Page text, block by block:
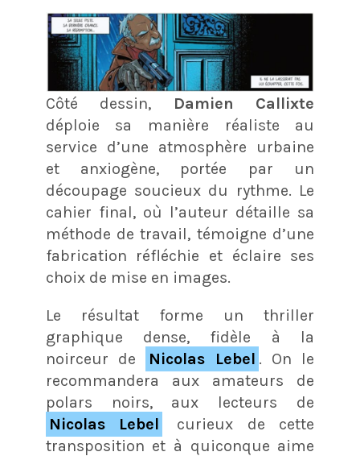
Côté dessin, Damien Callixte
déploie sa manière réaliste au
service d’une atmosphère urbaine
et anxiogène, portée par un
découpage soucieux du rythme. Le
cahier final, où l’auteur détaille sa
méthode de travail, témoigne d’une
fabrication réfléchie et éclaire ses
choix de mise en images.
Le résultat forme un thriller
graphique dense, fidèle à la
noirceur de
Nicolas Lebel . On le
recommandera aux amateurs de
polars noirs, aux lecteurs de
Nicolas Lebel
curieux de cette
transposition et à quiconque aime